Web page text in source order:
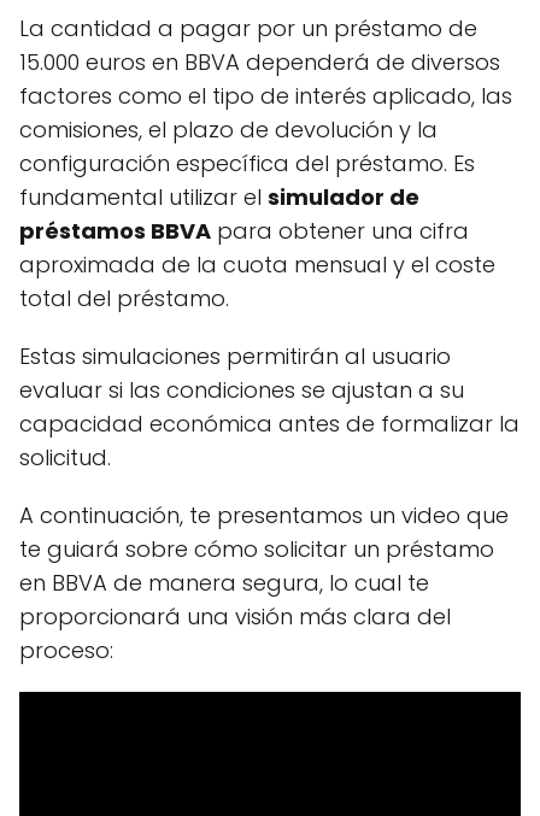
La cantidad a pagar por un préstamo de
15.000 euros en BBVA dependerá de diversos
factores como el tipo de interés aplicado, las
comisiones, el plazo de devolución y la
configuración específica del préstamo. Es
fundamental utilizar el simulador de
préstamos BBVA para obtener una cifra
aproximada de la cuota mensual y el coste
total del préstamo.
Estas simulaciones permitirán al usuario
evaluar si las condiciones se ajustan a su
capacidad económica antes de formalizar la
solicitud.
A continuación, te presentamos un video que
te guiará sobre cómo solicitar un préstamo
en BBVA de manera segura, lo cual te
proporcionará una visión más clara del
proceso: